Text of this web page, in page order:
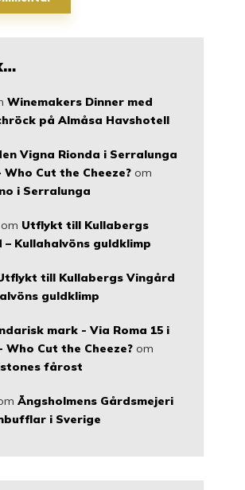
Winemakers Dinner med
på Almåsa Havshotell
Vigna Rionda i Serralunga
Cut the Cheeze? om
i Serralunga
om Utflykt till Kullabergs
– Kullahalvöns guldklimp
till Kullabergs Vingård
guldklimp
mark - Via Roma 15 i
Who Cut the Cheeze? om
fårost
Ängsholmens Gårdsmejeri
i Sverige